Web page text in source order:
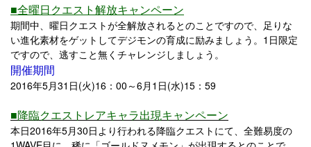
■全曜日クエスト解放キャンペーン
期間中、曜日クエストが全解放されるとのことですので、足りな
い進化素材をゲットしてデジモンの育成に励みましょう。1日限定
ですので、逃すこと無くチャレンジしましょう。
開催期間
2016年5月31日(火)16：00～6月1日(水)15：59
■降臨クエストレアキャラ出現キャンペーン
本日2016年5月30日より行われる降臨クエストにて、全難易度の